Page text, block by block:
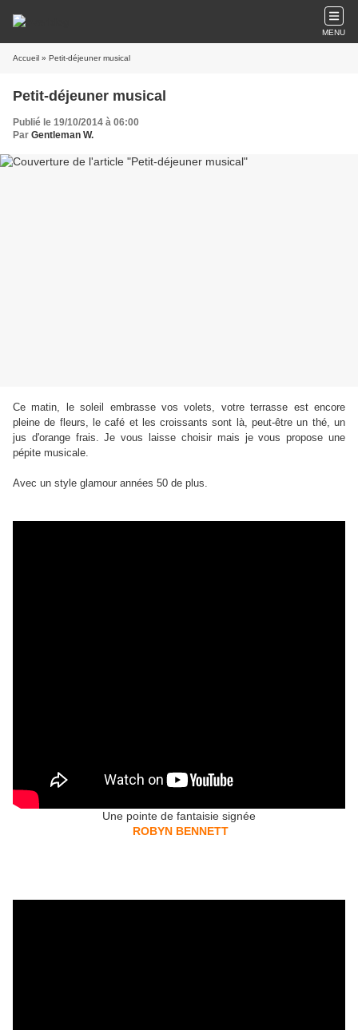
MENU
Accueil » Petit-déjeuner musical
Petit-déjeuner musical
Publié le 19/10/2014 à 06:00
Par Gentleman W.
Ce matin, le soleil embrasse vos volets, votre terrasse est encore
pleine de fleurs, le café et les croissants sont là, peut-être un thé, un
jus d'orange frais. Je vous laisse choisir mais je vous propose une
pépite musicale.
Avec un style glamour années 50 de plus.
Une pointe de fantaisie signée
ROBYN BENNETT